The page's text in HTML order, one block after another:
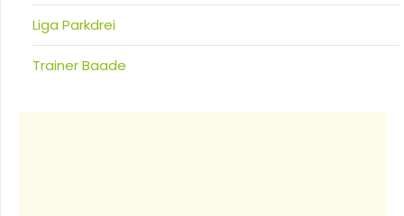
Liga Parkdrei
Trainer Baade